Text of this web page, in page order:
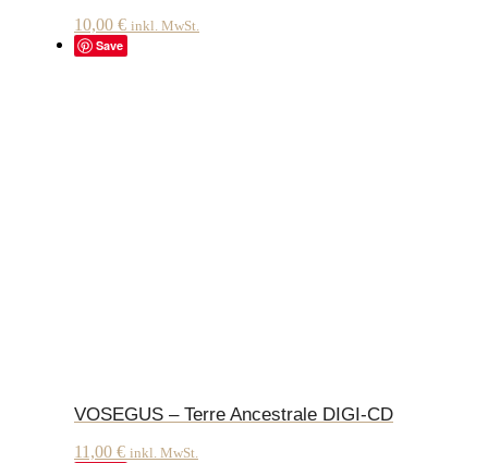
10,00 € inkl. MwSt.
Save
VOSEGUS – Terre Ancestrale DIGI-CD
11,00 € inkl. MwSt.